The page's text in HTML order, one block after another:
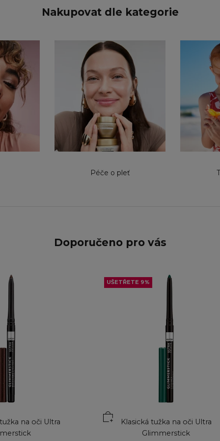
Nakupovat dle kategorie
Péče o pleť
Doporučeno pro vás
na oči Ultra
UŠETŘETE 9%
Přidat do košíku
Klasická tužka na oči Ultra
Glimmerstick